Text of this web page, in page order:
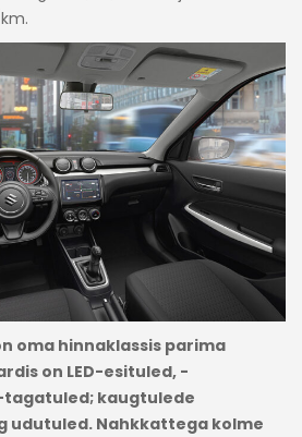
oma hinnaklassis parima
on LED-esituled, -
kaugtulede
udutuled. Nahkkattega kolme